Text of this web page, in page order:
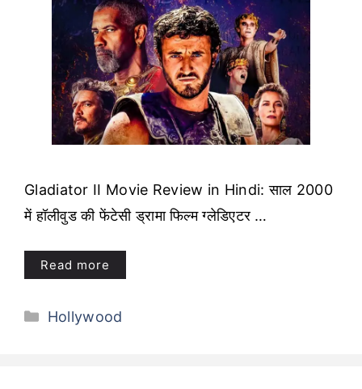
Gladiator II Movie Review in Hindi: साल 2000
में हॉलीवुड की फेंटेसी ड्रामा फिल्म ग्लेडिएटर …
Read more
Categories
Hollywood